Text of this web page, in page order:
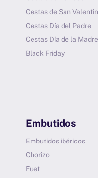
Cestas de San Valentin
Cestas Día del Padre
Cestas Día de la Madre
Black Friday
Embutidos
Embutidos ibéricos
Chorizo
Fuet